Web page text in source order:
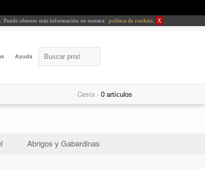
obtener más información en nuestra política de cookies X
Ayuda
Cesta -
Abrigos y Gabardinas